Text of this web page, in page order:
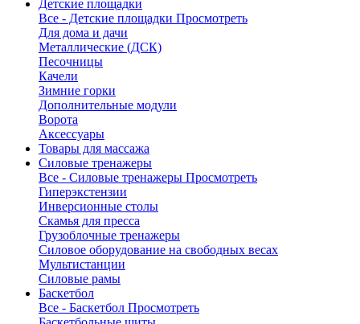
Детские площадки
Все - Детские площадки Просмотреть
Для дома и дачи
Металлические (ДСК)
Песочницы
Качели
Зимние горки
Дополнительные модули
Ворота
Аксессуары
Товары для массажа
Силовые тренажеры
Все - Силовые тренажеры Просмотреть
Гиперэкстензии
Инверсионные столы
Скамья для пресса
Грузоблочные тренажеры
Силовое оборудование на свободных весах
Мультистанции
Силовые рамы
Баскетбол
Все - Баскетбол Просмотреть